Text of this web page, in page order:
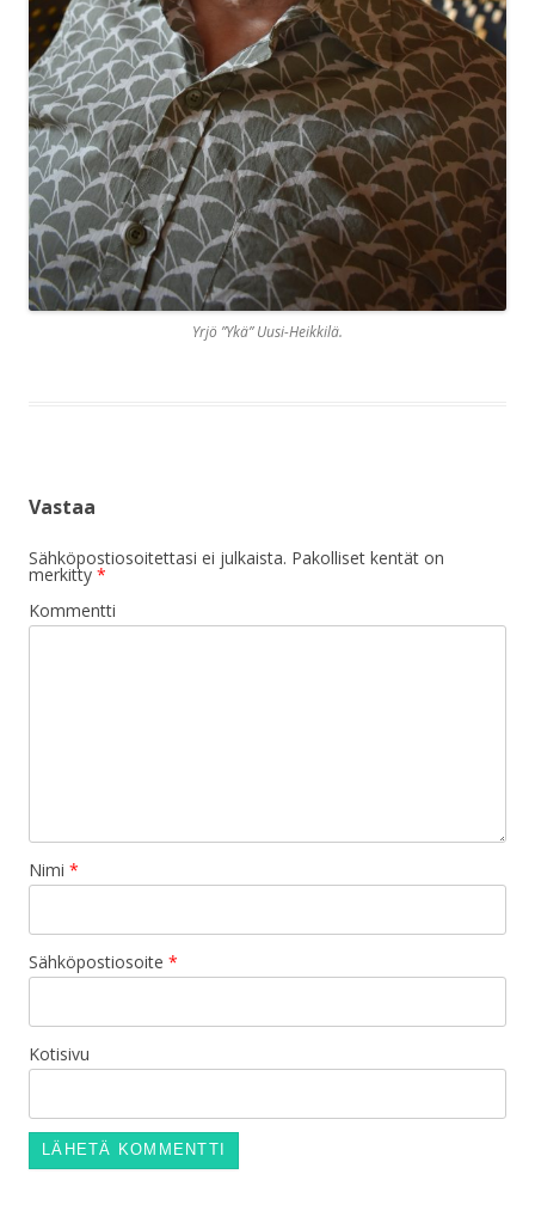
Yrjö ”Ykä” Uusi-Heikkilä.
Vastaa
Sähköpostiosoitettasi ei julkaista. Pakolliset kentät on
merkitty *
Kommentti
Nimi *
Sähköpostiosoite *
Kotisivu